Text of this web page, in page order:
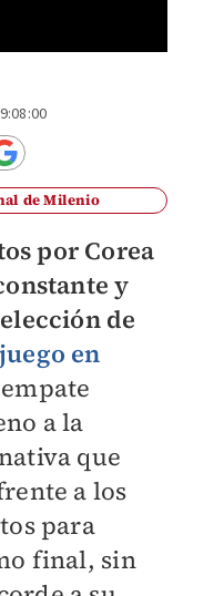
de Milenio
por Corea
y
de
en
a la
que
a los
para
final, sin